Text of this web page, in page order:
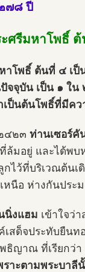
๗๘ ปี
ศรีมหาโพธิ์
าโพธิ์ ต้นที่ ๔ เป็
จจุบัน เป็น ๑ ใ
เป็นต้นโพธิ์ที่มีค
๔๒๓ ท่านเซอร์คั
ล้มอยู่ และได้พ
กไว้ที่บริเวณต้นเ
หนือ ห่างกันปร
นิ่งแฮม เข้าใจว่
เสด็จประทับยืน
ธิญาณ ที่เรียกว่า
ราะตามพระบา